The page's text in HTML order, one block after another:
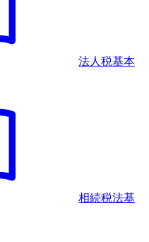
法人税基本
相続税法基